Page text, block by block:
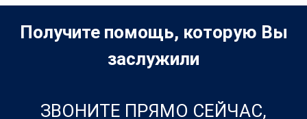
Получите помощь, которую Вы
заслужили
ЗВОНИТЕ ПРЯМО СЕЙЧАС,